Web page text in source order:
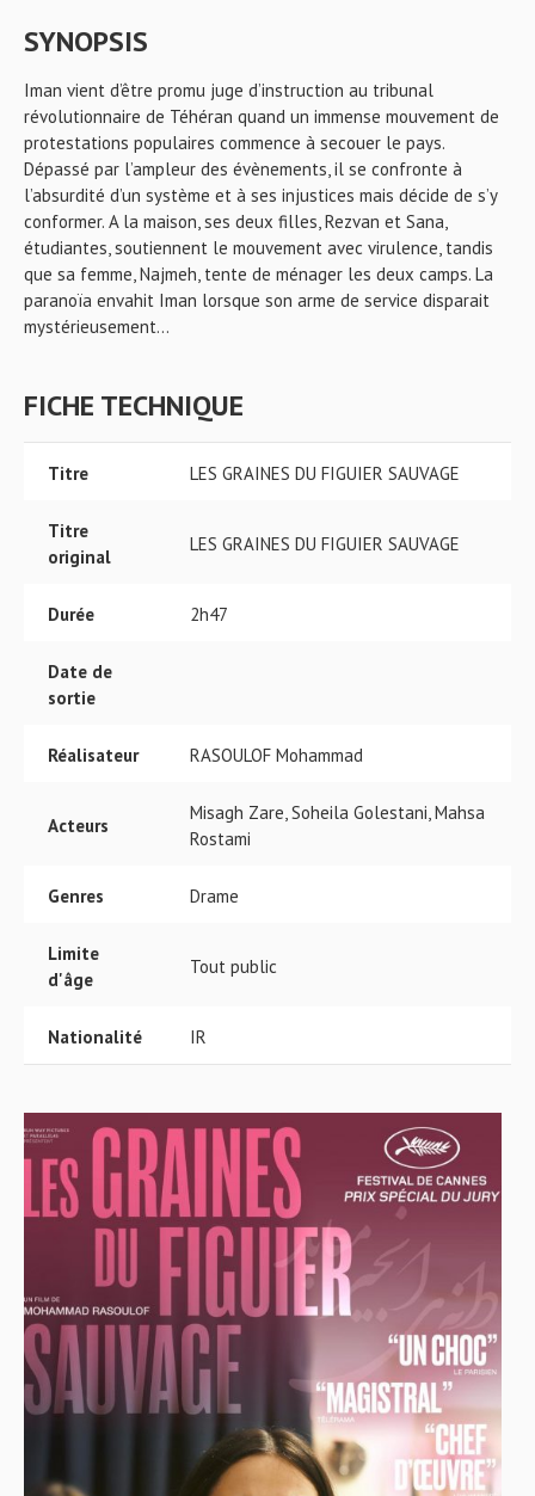
SYNOPSIS
Iman vient d’être promu juge d’instruction au tribunal
révolutionnaire de Téhéran quand un immense mouvement de
protestations populaires commence à secouer le pays.
Dépassé par l’ampleur des évènements, il se confronte à
l’absurdité d’un système et à ses injustices mais décide de s’y
conformer. A la maison, ses deux filles, Rezvan et Sana,
étudiantes, soutiennent le mouvement avec virulence, tandis
que sa femme, Najmeh, tente de ménager les deux camps. La
paranoïa envahit Iman lorsque son arme de service disparait
mystérieusement...
FICHE TECHNIQUE
Titre LES GRAINES DU FIGUIER SAUVAGE
Titre
original
LES GRAINES DU FIGUIER SAUVAGE
Durée 2h47
Date de
sortie
Réalisateur RASOULOF Mohammad
Acteurs
Misagh Zare, Soheila Golestani, Mahsa
Rostami
Genres Drame
Limite
d'âge
Tout public
Nationalité IR